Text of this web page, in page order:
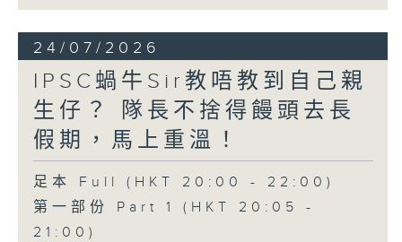
24/07/2026
IPSC蝸牛Sir教唔教到自己親
生仔？ 隊長不捨得饅頭去長
假期，馬上重溫！
足本 Full (HKT 20:00 - 22:00)
第一部份 Part 1 (HKT 20:05 -
21:00)